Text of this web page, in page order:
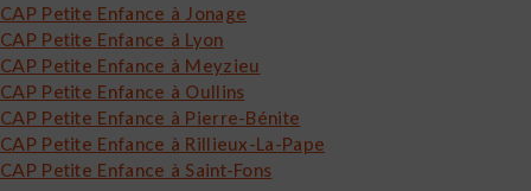
CAP Petite Enfance à Jonage
CAP Petite Enfance à Lyon
CAP Petite Enfance à Meyzieu
CAP Petite Enfance à Oullins
CAP Petite Enfance à Pierre-Bénite
CAP Petite Enfance à Rillieux-La-Pape
CAP Petite Enfance à Saint-Fons